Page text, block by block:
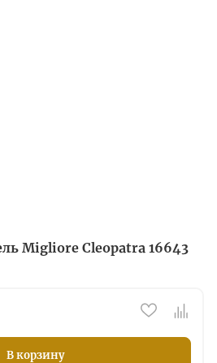
Migliore Cleopatra 16643
В корзину